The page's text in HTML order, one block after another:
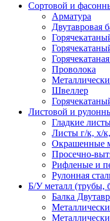
Сортовой и
Арматура
Двутавровая
Проволока
Швеллер
Листовой и
Гладкие
Листы г/к, х/
Окрашенные
Просечно-
Рифленые и
Рулонная
Б/У металл (трубы,
Балка